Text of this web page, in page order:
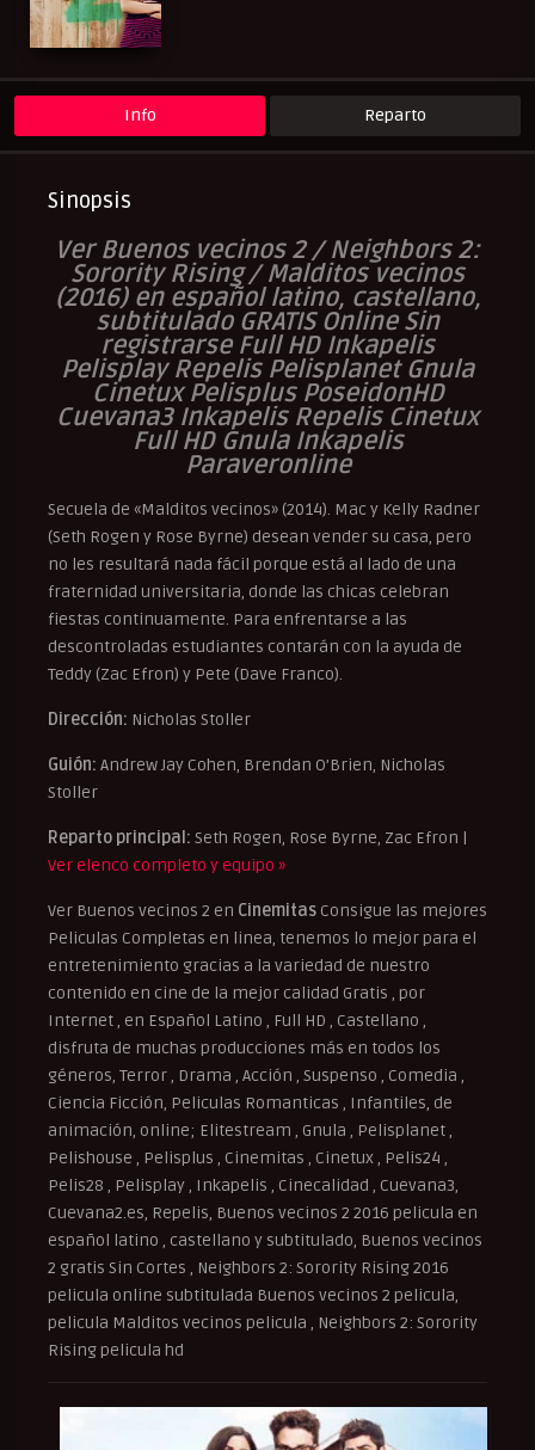
Info Reparto
Sinopsis
Ver Buenos vecinos 2/ Neighbors 2:
Sorority Rising / Malditos vecinos
(2016) en español latino, castellano,
subtitulado GRATIS Online Sin
registrarse Full HD Inkapelis
Pelisplay Repelis Pelisplanet Gnula
Cinetux Pelisplus PoseidonHD
Cuevana3 Inkapelis Repelis Cinetux
Full HD Gnula Inkapelis
Paraveronline
Secuela de «Malditos vecinos» (2014). Mac y Kelly Radner
(Seth Rogen y Rose Byrne) desean vender su casa, pero
no les resultará nada fácil porque está al lado de una
fraternidad universitaria, donde las chicas celebran
fiestas continuamente. Para enfrentarse a las
descontroladas estudiantes contarán con la ayuda de
Teddy (Zac Efron) y Pete (Dave Franco).
Dirección: Nicholas Stoller
Guión: Andrew Jay Cohen, Brendan O’Brien, Nicholas
Stoller
Reparto principal: Seth Rogen, Rose Byrne, Zac Efron |
Ver elenco completo y equipo »
Ver Buenos vecinos 2 en Cinemitas Consigue las mejores
Peliculas Completas en linea, tenemos lo mejor para el
entretenimiento gracias a la variedad de nuestro
contenido en cine de la mejor calidad Gratis , por
Internet , en Español Latino , Full HD , Castellano ,
disfruta de muchas producciones más en todos los
géneros, Terror , Drama , Acción , Suspenso , Comedia ,
Ciencia Ficción, Peliculas Romanticas , Infantiles, de
animación, online; Elitestream , Gnula , Pelisplanet ,
Pelishouse , Pelisplus , Cinemitas , Cinetux , Pelis24 ,
Pelis28 , Pelisplay , Inkapelis , Cinecalidad , Cuevana3,
Cuevana2.es, Repelis, Buenos vecinos 2 2016 pelicula en
español latino , castellano y subtitulado, Buenos vecinos
2 gratis Sin Cortes , Neighbors 2: Sorority Rising 2016
pelicula online subtitulada Buenos vecinos 2 pelicula,
pelicula Malditos vecinos pelicula , Neighbors 2: Sorority
Rising pelicula hd